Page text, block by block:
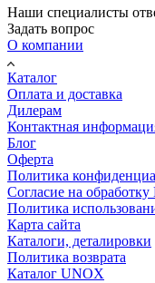
Наши специалисты
Задать вопрос
О компании
Каталог
Оплата и доставка
Дилерам
Контактная
Блог
Оферта
Политика
Согласие на
Политика
Карта сайта
Каталоги, деталировки
Политика возврата
Каталог UNOX